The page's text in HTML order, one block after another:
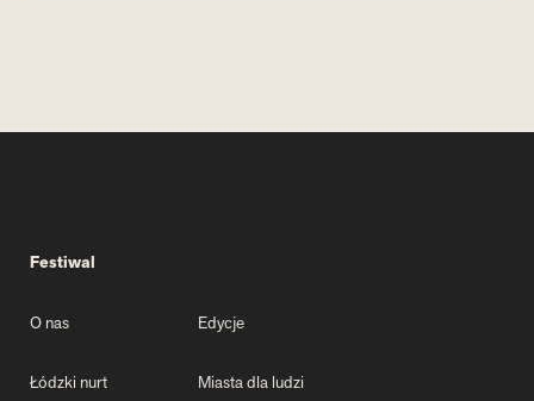
Festiwal
O nas Edycje
Łódzki nurt Miasta dla ludzi